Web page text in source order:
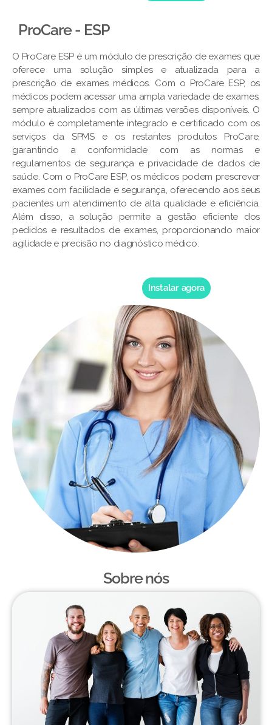
ProCare - ESP
O ProCare ESP é um módulo de prescrição de exames que
oferece uma solução simples e atualizada para a
prescrição de exames médicos. Com o ProCare ESP, os
médicos podem acessar uma ampla variedade de exames,
sempre atualizados com as últimas versões disponíveis. O
módulo é completamente integrado e certificado com os
serviços da SPMS e os restantes produtos ProCare,
garantindo a conformidade com as normas e
regulamentos de segurança e privacidade de dados de
saúde. Com o ProCare ESP, os médicos podem prescrever
exames com facilidade e segurança, oferecendo aos seus
pacientes um atendimento de alta qualidade e eficiência.
Além disso, a solução permite a gestão eficiente dos
pedidos e resultados de exames, proporcionando maior
agilidade e precisão no diagnóstico médico.
Instalar agora
Sobre nós